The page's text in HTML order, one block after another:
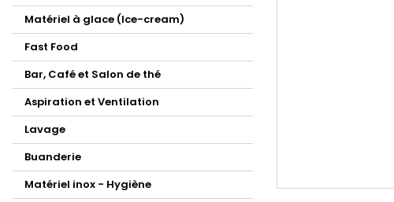
Matériel à glace (Ice-cream)
Fast Food
Bar, Café et Salon de thé
Aspiration et Ventilation
Lavage
Buanderie
Matériel inox - Hygiène